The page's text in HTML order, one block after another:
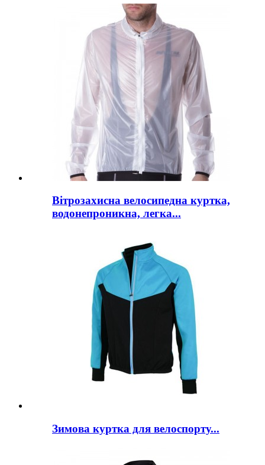
Вітрозахисна велосипедна куртка,
водонепроникна, легка...
Зимова куртка для велоспорту...